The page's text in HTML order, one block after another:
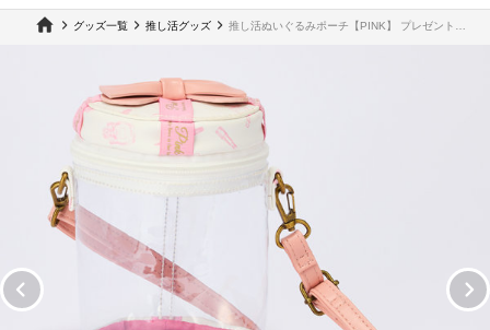
グッズ一覧 推し活グッズ
推し活ぬいぐるみポーチ【PINK】 プレゼント